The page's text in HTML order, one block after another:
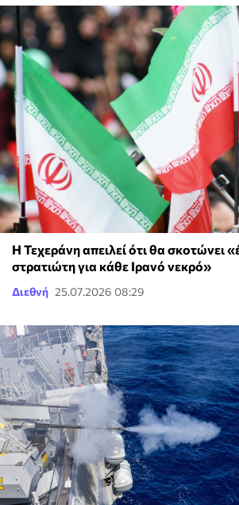
Η Τεχεράνη απειλεί ότι θα σκοτώνει
στρατιώτη για κάθε Ιρανό νεκρό»
Διεθνή 25.07.2026 08:29